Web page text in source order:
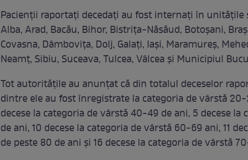
Pacienții raportați decedați au fost internați în unitățile
Alba, Arad, Bacău, Bihor, Bistrița-Năsăud, Botoșani,
Covasna, Dâmbovița, Dolj, Galați, Iași, Maramureș,
Neamț, Sibiu, Suceava, Tulcea, Vâlcea și Municipiul
Tot autoritățile au anunțat că din totalul deceselor
dintre ele au fost înregistrate la categoria de vârstă
decese la categoria de vârstă 40-49 de ani, 5 decese la
de ani, 10 decese la categoria de vârstă 60-69 ani, 11
de peste 80 de ani și 16 decese la categoria de vârstă